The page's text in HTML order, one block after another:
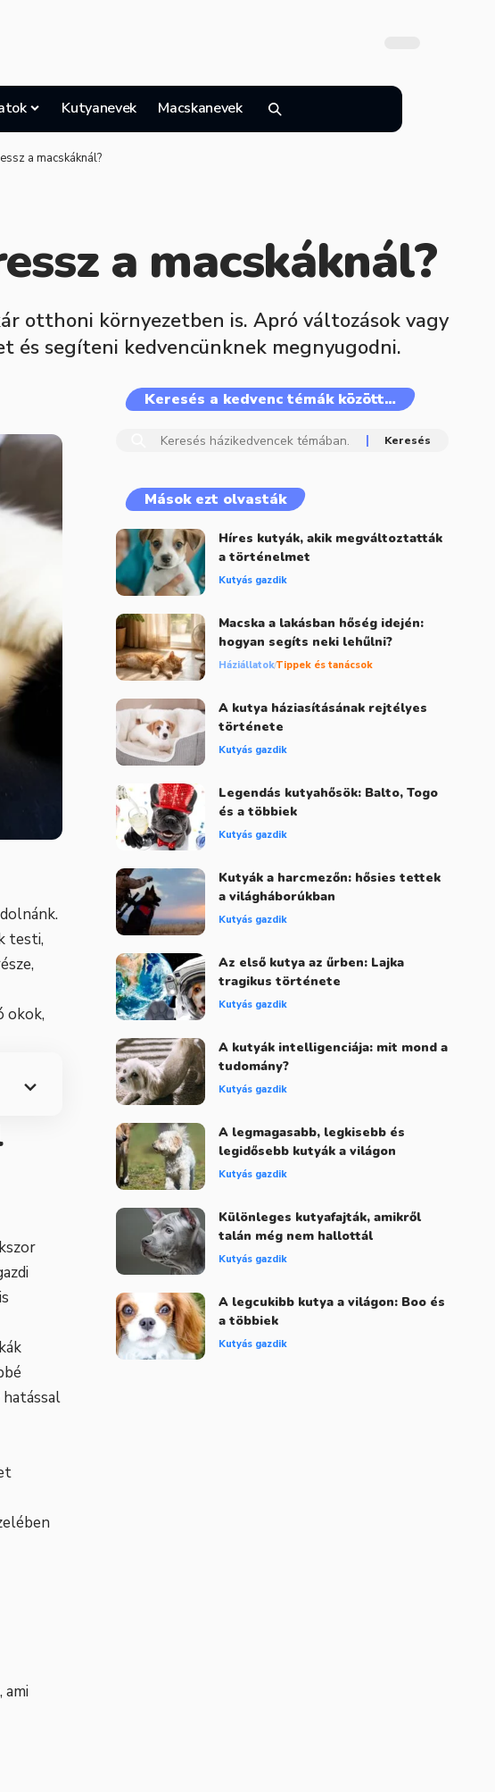
Kutyanevek Macskanevek
a macskáknál?
a macskáknál?
otthoni környezetben is. Apró változások vagy
és segíteni kedvencünknek megnyugodni.
testi,
okok,
ami
Keresés a kedvenc témák között…
Mások ezt olvasták
Híres kutyák, akik megváltoztatták
a történelmet
Kutyás gazdik
Macska a lakásban hőség idején:
hogyan segíts neki lehűlni?
HáziállatokTippek és tanácsok
A kutya háziasításának rejtélyes
története
Kutyás gazdik
Legendás kutyahősök: Balto, Togo
és a többiek
Kutyás gazdik
Kutyák a harcmezőn: hősies tettek
a világháborúkban
Kutyás gazdik
Az első kutya az űrben: Lajka
tragikus története
Kutyás gazdik
A kutyák intelligenciája: mit mond a
tudomány?
Kutyás gazdik
A legmagasabb, legkisebb és
legidősebb kutyák a világon
Kutyás gazdik
Különleges kutyafajták, amikről
talán még nem hallottál
Kutyás gazdik
A legcukibb kutya a világon: Boo és
a többiek
Kutyás gazdik